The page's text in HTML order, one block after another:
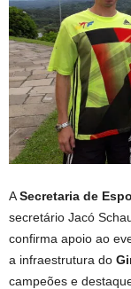
ASecretaria de
secretário Jacó
confirma apoio ao
a infraestrutura do
campeões e